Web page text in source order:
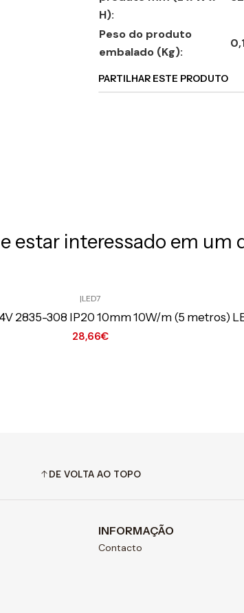
H):
Peso do produto
embalado (Kg):
PARTILHAR ESTE PRODUTO
estar interessado em um
|LED7
2835-308 IP20 10mm 10W/m (5 metros)
28,66€
DE VOLTA AO TOPO
INFORMAÇÃO
Contacto